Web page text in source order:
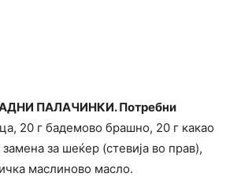
ПАЛАЧИНКИ. Потребни
20 г бадемово брашно, 20 г какао
за шеќер (стевија во прав),
маслиново масло.